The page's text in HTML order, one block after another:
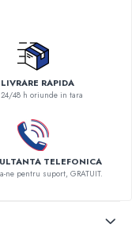
LIVRARE RAPIDA
48 h oriunde in tara
TELEFONICA
ne pentru suport, GRATUIT.